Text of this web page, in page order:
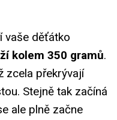
vaše děťátko
kolem 350 gramů.
zcela překrývají
Stejně tak začíná
ale plně začne